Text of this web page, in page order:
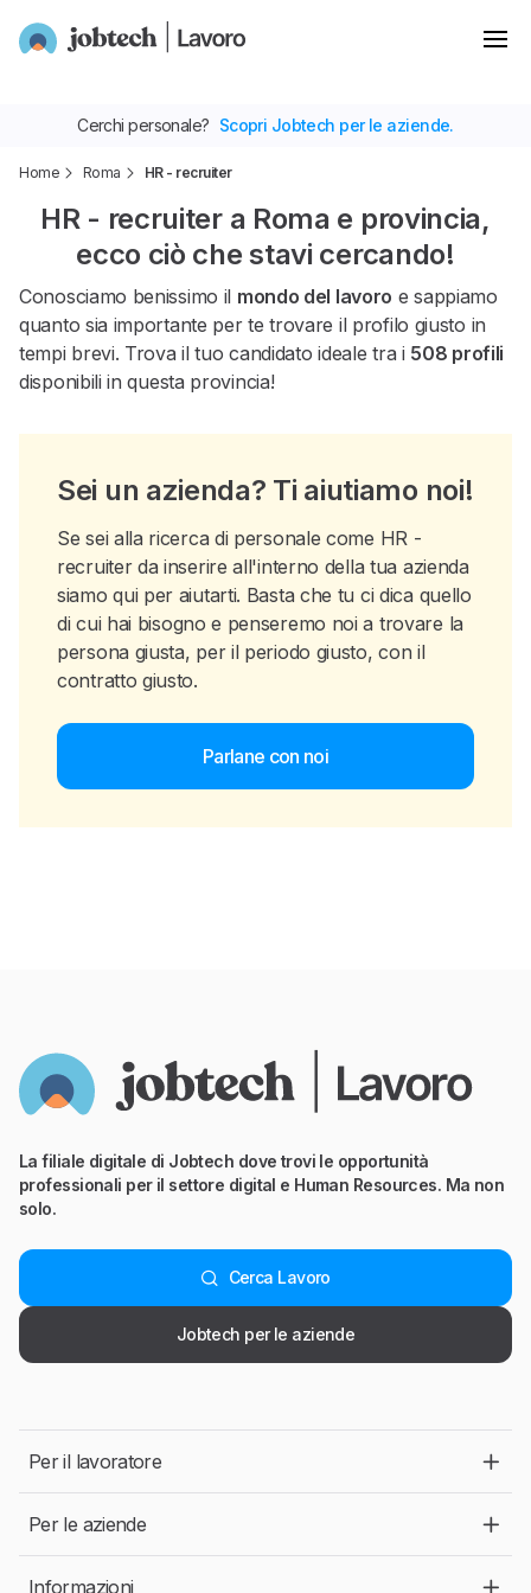
Home Roma HR - recruiter
HR - recruiter a Roma e provincia,
ecco ciò che stavi cercando!
Conosciamo benissimo il mondo del lavoro e sappiamo
quanto sia importante per te trovare il profilo giusto in
tempi brevi. Trova il tuo candidato ideale tra i 508 profili
disponibili in questa provincia!
Sei un azienda? Ti aiutiamo noi!
Se sei alla ricerca di personale come HR -
recruiter da inserire all'interno della tua azienda
siamo qui per aiutarti. Basta che tu ci dica quello
di cui hai bisogno e penseremo noi a trovare la
persona giusta, per il periodo giusto, con il
contratto giusto.
Parlane con noi
Cerchi personale? Scopri Jobtech per le aziende.
La filiale digitale di Jobtech dove trovi le opportunità
professionali per il settore digital e Human Resources. Ma non
solo.
Cerca Lavoro
Jobtech per le aziende
Per il lavoratore
Per le aziende
Informazioni